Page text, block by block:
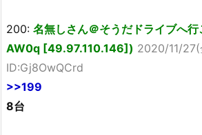
200: 名無しさん＠そうだドライブへ
AW0q [49.97.110.146]) 2020/11/
ID:Gj8OwQCrd
>>199
8台